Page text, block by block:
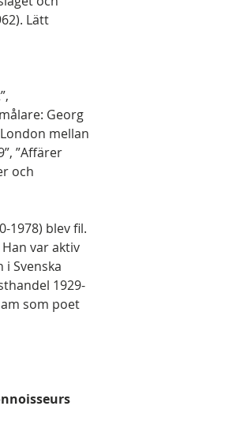
Lätt
Georg
mellan
”Affärer
och
1978) blev fil.
var aktiv
Svenska
1929-
som poet